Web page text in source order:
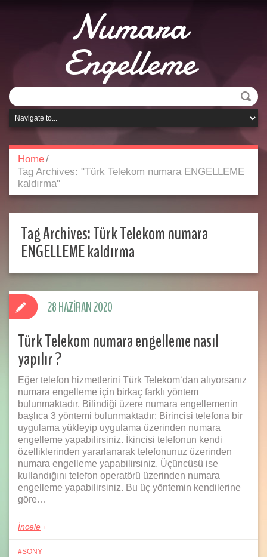
Numara
Engelleme
Home/
Tag Archives: "Türk Telekom numara ENGELLEME
kaldırma"
Tag Archives:Türk Telekom numara
ENGELLEME kaldırma
Türk Telekom numara engelleme nasıl
yapılır ?
Eğer telefon hizmetlerini Türk Telekom‘dan alıyorsanız
numara engelleme için birkaç farklı yöntem
bulunmaktadır. Bilindiği üzere numara engellemenin
başlıca 3 yöntemi bulunmaktadır: Birincisi telefona bir
uygulama yükleyip uygulama üzerinden numara
engelleme yapabilirsiniz. İkincisi telefonun kendi
özelliklerinden yararlanarak telefonunuz üzerinden
numara engelleme yapabilirsiniz. Üçüncüsü ise
kullandığını telefon operatörü üzerinden numara
engelleme yapabilirsiniz. Bu üç yöntemin kendilerine
göre…
İncele
28 HAZIRAN 2020
SONY